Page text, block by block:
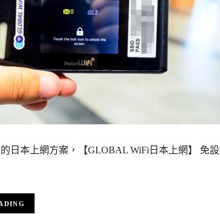
日本上網方案，【GLOBAL WiFi日本上網】 免